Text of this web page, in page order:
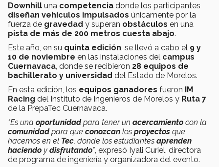
Downhill una competencia donde los participantes
diseñan vehículos impulsados únicamente por la
fuerza de gravedad y superan obstáculos en una
pista de más de 200 metros cuesta abajo.
Este año, en su quinta edición , se llevó a cabo el 9 y
10 de noviembre en las instalaciones del campus
Cuernavaca , donde se recibieron 28 equipos de
bachillerato y universidad del Estado de Morelos.
En esta edición, los equipos ganadores fueron IM
Racing del Instituto de Ingenieros de Morelos y Ruta 7
de la PrepaTec Cuernavaca.
"Es una oportunidadpara tener un acercamiento con la
comunidadpara que conozcan los proyectos que
hacemos en el Tec , donde los estudiantes aprenden
haciendo y disfrutando" , expresó Iyali Curiel, directora
de programa de ingeniería y organizadora del evento.